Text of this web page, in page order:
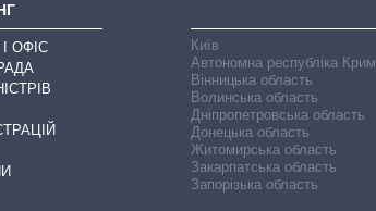
ОФІС
Київ
Автономна республіка Крим
Вінницька область
Волинська область
Дніпропетровська область
Донецька область
Житомирська область
Закарпатська область
Запорізька область